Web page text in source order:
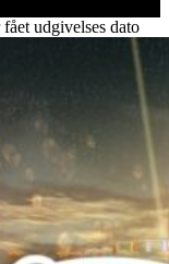
udgivelses dato